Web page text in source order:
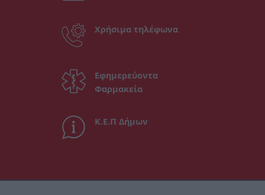
Χρήσιμα τηλέφωνα
Εφημερεύοντα
Φαρμακεία
Κ.Ε.Π Δήμων